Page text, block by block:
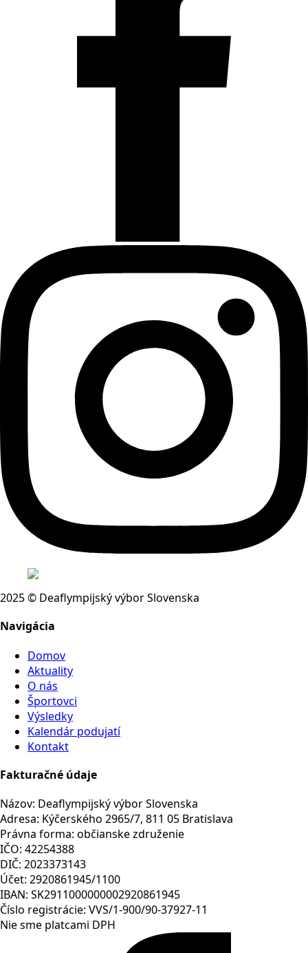
2025 © Deaflympijský výbor Slovenska
Navigácia
Domov
Aktuality
O nás
Športovci
Výsledky
Kalendár podujatí
Kontakt
Fakturačné údaje
Názov: Deaflympijský výbor Slovenska
Adresa: Kýčerského 2965/7, 811 05 Bratislava
Právna forma: občianske združenie
IČO: 42254388
DIČ: 2023373143
Účet: 2920861945/1100
IBAN: SK2911000000002920861945
Číslo registrácie: VVS/1-900/90-37927-11
Nie sme platcami DPH